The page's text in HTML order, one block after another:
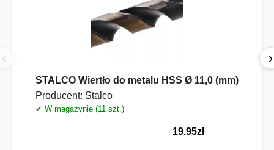
‹
STALCO Wiertło do metalu HSS Ø 11,0 (mm)
Producent: Stalco
✔ W magazynie (11 szt.)
19.95zł
›